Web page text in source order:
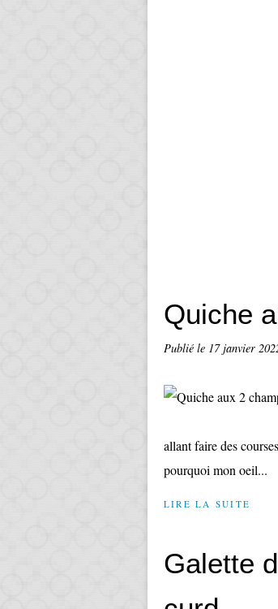
Quiche
Publié le 17 janvier
allant faire des
pourquoi mon oeil...
LIRE LA SUITE
Galette